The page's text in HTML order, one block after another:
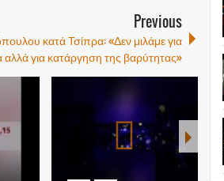
Previous
κατά Τσίπρα: «Δεν μιλάμε για
για κατάργηση της βαρύτητας»